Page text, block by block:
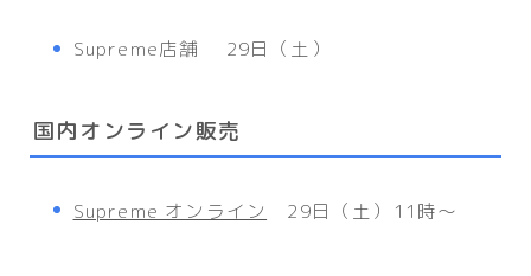
Supreme店舗 29日（土）
国内オンライン販売
Supreme オンライン 29日（土）11時〜